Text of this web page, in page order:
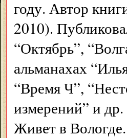
году. Автор
2010).
“Октябрь”,
альманахах
“Время Ч”,
измерений” и
Живет в Вологде.